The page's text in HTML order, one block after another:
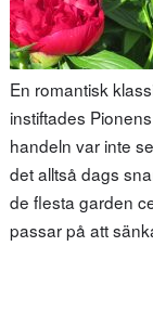
En romantisk
instiftades
handeln var inte
det alltså dags
de flesta garden
passar på att